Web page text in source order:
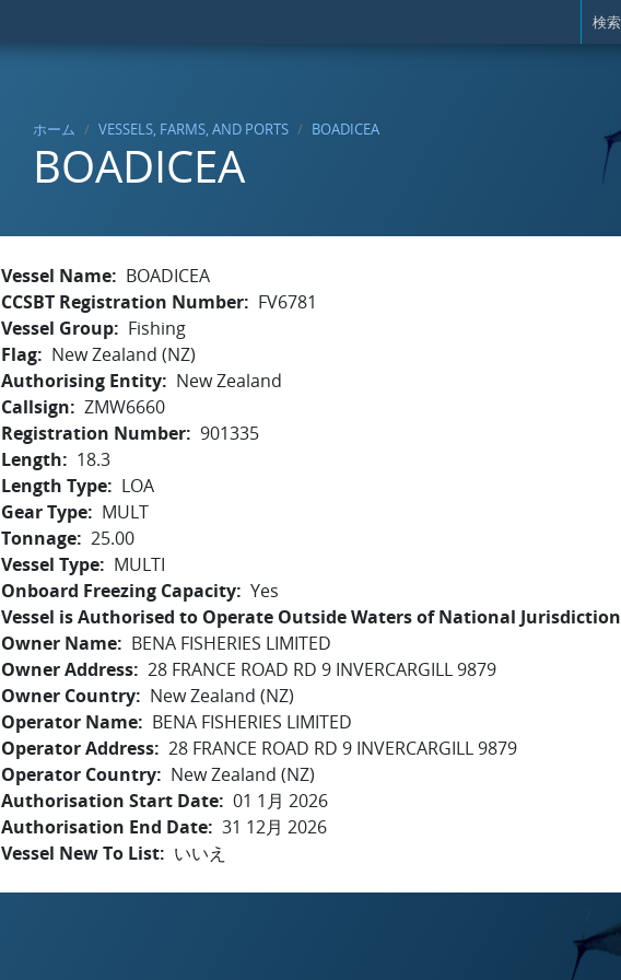
ホーム VESSELS, FARMS, AND PORTS BOADICEA
BOADICEA
Vessel Name
BOADICEA
CCSBT Registration Number
FV6781
Vessel Group
Fishing
Flag
New Zealand (NZ)
Authorising Entity
New Zealand
Callsign
ZMW6660
Registration Number 901335
Length
18.3
Length Type
LOA
Gear Type
MULT
Tonnage 25.00
Vessel Type
MULTI
Onboard Freezing Capacity Yes
Vessel is Authorised to Operate Outside Waters of National Jurisdiction
Owner Name
BENA FISHERIES LIMITED
Owner Address 28 FRANCE ROAD RD 9 INVERCARGILL 9879
Owner Country
New Zealand (NZ)
Operator Name
BENA FISHERIES LIMITED
Operator Address 28 FRANCE ROAD RD 9 INVERCARGILL 9879
Operator Country
New Zealand (NZ)
Authorisation Start Date 01 1月 2026
Authorisation End Date 31 12月 2026
Vessel New To List
いいえ